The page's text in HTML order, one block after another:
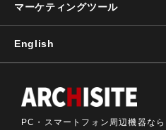
マーケティングツール
English
PC・スマートフォン周辺機器な